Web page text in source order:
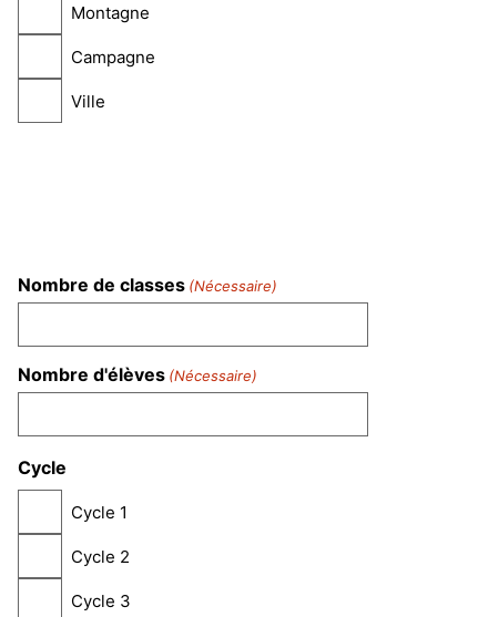
Montagne
Campagne
Ville
Nombre de classes (Nécessaire)
Nombre d'élèves (Nécessaire)
Cycle
Cycle 1
Cycle 2
Cycle 3